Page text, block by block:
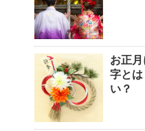
お正
字と
い？